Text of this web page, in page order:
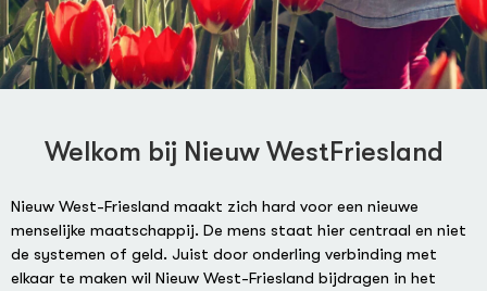
Welkom bij Nieuw WestFriesland
Nieuw West-Friesland maakt zich hard voor een nieuwe
menselijke maatschappij. De mens staat hier centraal en niet
de systemen of geld. Juist door onderling verbinding met
elkaar te maken wil Nieuw West-Friesland bijdragen in het